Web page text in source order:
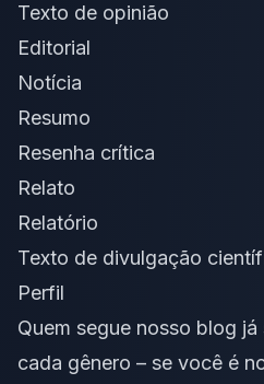
Texto de opinião
Editorial
Notícia
Resumo
Resenha crítica
Relato
Relatório
Texto de divulgação
Perfil
Quem segue nosso blog
cada gênero – se você é